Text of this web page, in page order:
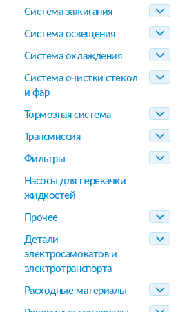
Система зажигания
Система освещения
Система охлаждения
Система очистки стекол
и фар
Тормозная система
Трансмиссия
Фильтры
Насосы для перекачки
жидкостей
Прочее
Детали
электросамокатов и
электротранспорта
Расходные материалы